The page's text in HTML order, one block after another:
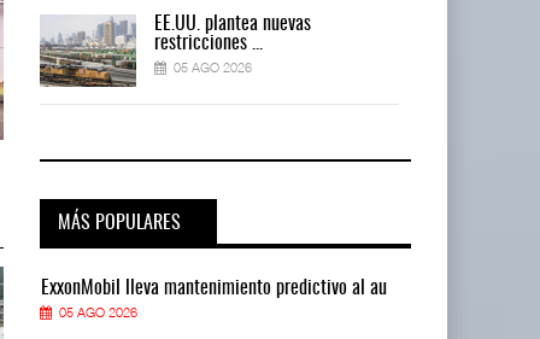
ExxonMobil lleva mantenimiento
05 AGO 2026
ExxonMobil lleva mantenimiento
EE.UU. plantea nuevas
restricciones ...
05 AGO 2026
MÁS POPULARES
ExxonMobil lleva mantenimiento predictivo al au
05 AGO 2026